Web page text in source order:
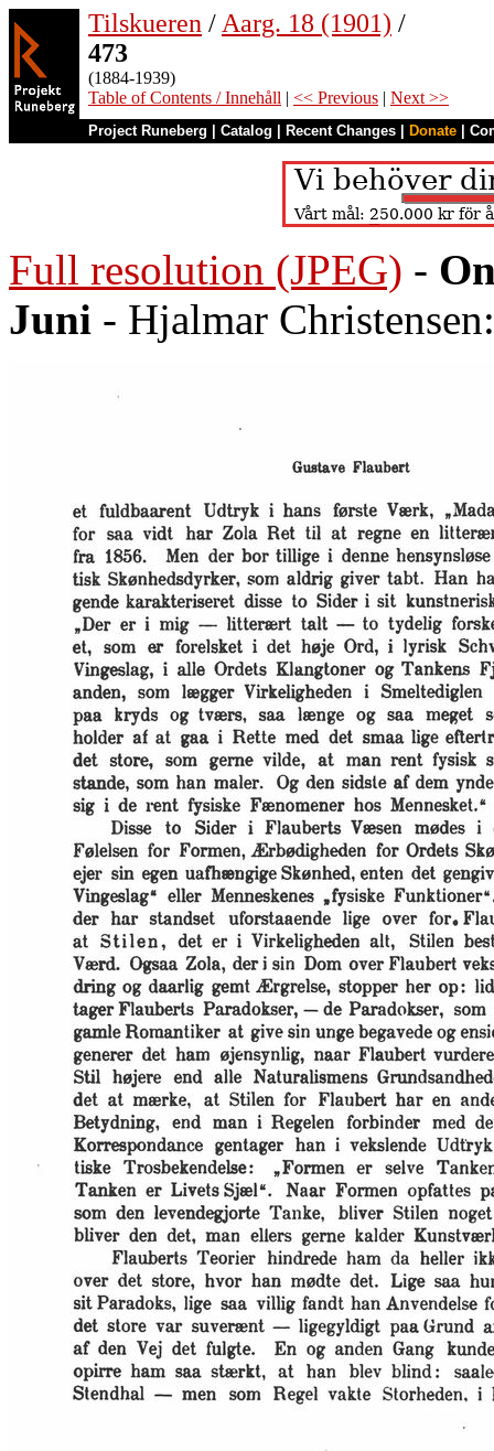
Tilskueren / Aarg. 18 (1901) /
473
(1884-1939)
Table of Contents / Innehåll | << Previous | Next >>
Project Runeberg Catalog Recent Changes Donate
Full resolution (JPEG) -
Juni - Hjalmar